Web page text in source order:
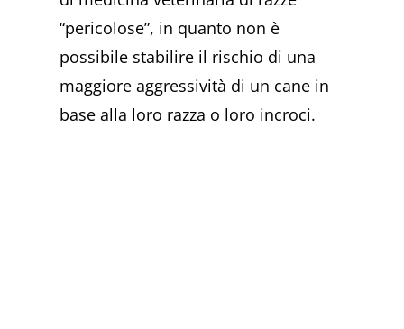
“pericolose”, in quanto non è
possibile stabilire il rischio di una
maggiore aggressività di un cane in
base alla loro razza o loro incroci.